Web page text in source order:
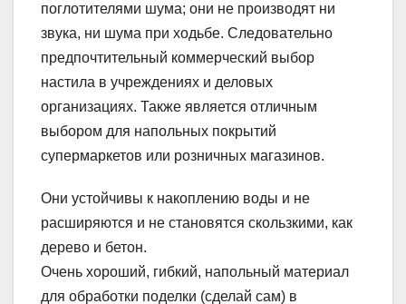
поглотителями шума; они не производят ни
звука, ни шума при ходьбе. Следовательно
предпочтительный коммерческий выбор
настила в учреждениях и деловых
организациях. Также является отличным
выбором для напольных покрытий
супермаркетов или розничных магазинов.
Они устойчивы к накоплению воды и не
расширяются и не становятся скользкими, как
дерево и бетон.
Очень хороший, гибкий, напольный материал
для обработки поделки (сделай сам) в